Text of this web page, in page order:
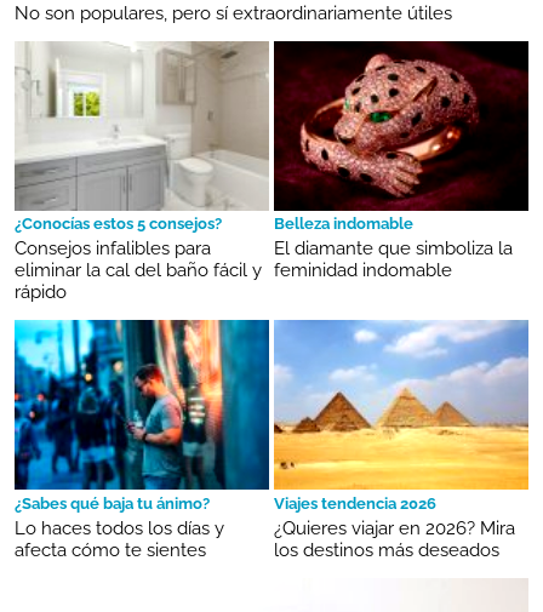
No son populares, pero sí extraordinariamente útiles
¿Conocías estos 5 consejos?
Consejos infalibles para
eliminar la cal del baño fácil y
rápido
Belleza indomable
El diamante que simboliza la
feminidad indomable
¿Sabes qué baja tu ánimo?
Lo haces todos los días y
afecta cómo te sientes
Viajes tendencia 2026
¿Quieres viajar en 2026? Mira
los destinos más deseados